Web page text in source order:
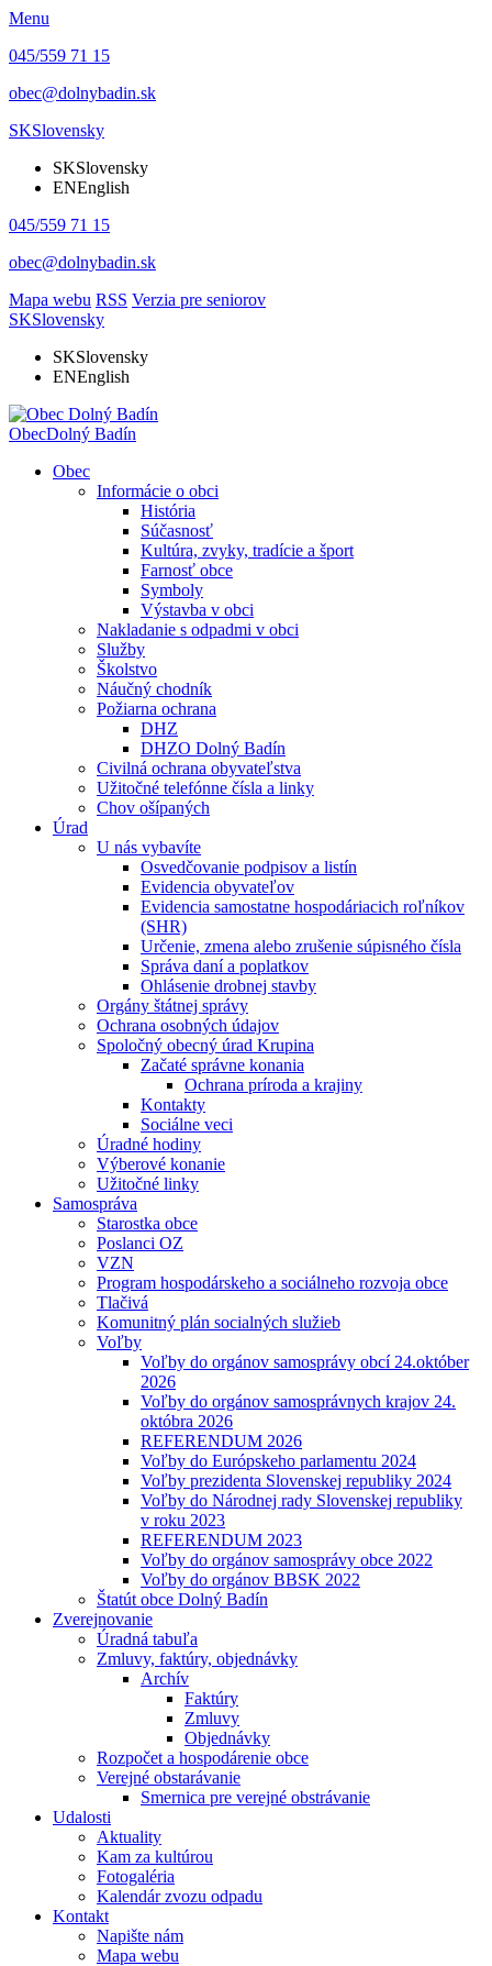
Menu
045/559 71 15
obec@dolnybadin.sk
SKSlovensky
SKSlovensky
ENEnglish
045/559 71 15
obec@dolnybadin.sk
Mapa webu RSS Verzia pre seniorov
SKSlovensky
SKSlovensky
ENEnglish
ObecDolný Badín
Obec
Informácie o obci
História
Súčasnosť
Kultúra, zvyky, tradície a šport
Farnosť obce
Symboly
Výstavba v obci
Nakladanie s odpadmi v obci
Služby
Školstvo
Náučný chodník
Požiarna ochrana
DHZ
DHZO Dolný Badín
Civilná ochrana obyvateľstva
Užitočné telefónne čísla a linky
Chov ošípaných
Úrad
U nás vybavíte
Osvedčovanie podpisov a listín
Evidencia obyvateľov
Evidencia samostatne hospodáriacich roľníkov
(SHR)
Určenie, zmena alebo zrušenie súpisného čísla
Správa daní a poplatkov
Ohlásenie drobnej stavby
Orgány štátnej správy
Ochrana osobných údajov
Spoločný obecný úrad Krupina
Začaté správne konania
Ochrana príroda a krajiny
Kontakty
Sociálne veci
Úradné hodiny
Výberové konanie
Užitočné linky
Samospráva
Starostka obce
Poslanci OZ
VZN
Program hospodárskeho a sociálneho rozvoja obce
Tlačivá
Komunitný plán socialných služieb
Voľby
Voľby do orgánov samosprávy obcí 24.október
2026
Voľby do orgánov samosprávnych krajov 24.
októbra 2026
REFERENDUM 2026
Voľby do Európskeho parlamentu 2024
Voľby prezidenta Slovenskej republiky 2024
Voľby do Národnej rady Slovenskej republiky
v roku 2023
REFERENDUM 2023
Voľby do orgánov samosprávy obce 2022
Voľby do orgánov BBSK 2022
Štatút obce Dolný Badín
Zverejnovanie
Úradná tabuľa
Zmluvy, faktúry, objednávky
Archív
Faktúry
Zmluvy
Objednávky
Rozpočet a hospodárenie obce
Verejné obstarávanie
Smernica pre verejné obstrávanie
Udalosti
Aktuality
Kam za kultúrou
Fotogaléria
Kalendár zvozu odpadu
Kontakt
Napište nám
Mapa webu